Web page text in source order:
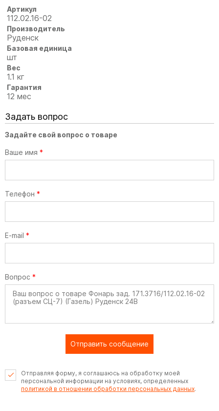
Артикул
112.02.16-02
Производитель
Руденск
Базовая единица
шт
Вес
1.1 кг
Гарантия
12 мес
Задать вопрос
Задайте свой вопрос о товаре
Ваше имя *
Телефон *
E-mail *
Вопрос *
Отправить сообщение
Отправляя форму, я соглашаюсь на обработку моей
персональной информации на условиях, определенных
политикой в отношении обработки персональных данных.